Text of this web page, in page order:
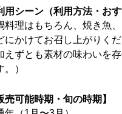
用シーン（利用方法・お
料理はもちろん、焼き魚
にかけてお召し上がりく
えずとも素材の味わいを
。）
売可能時期・旬の時期】